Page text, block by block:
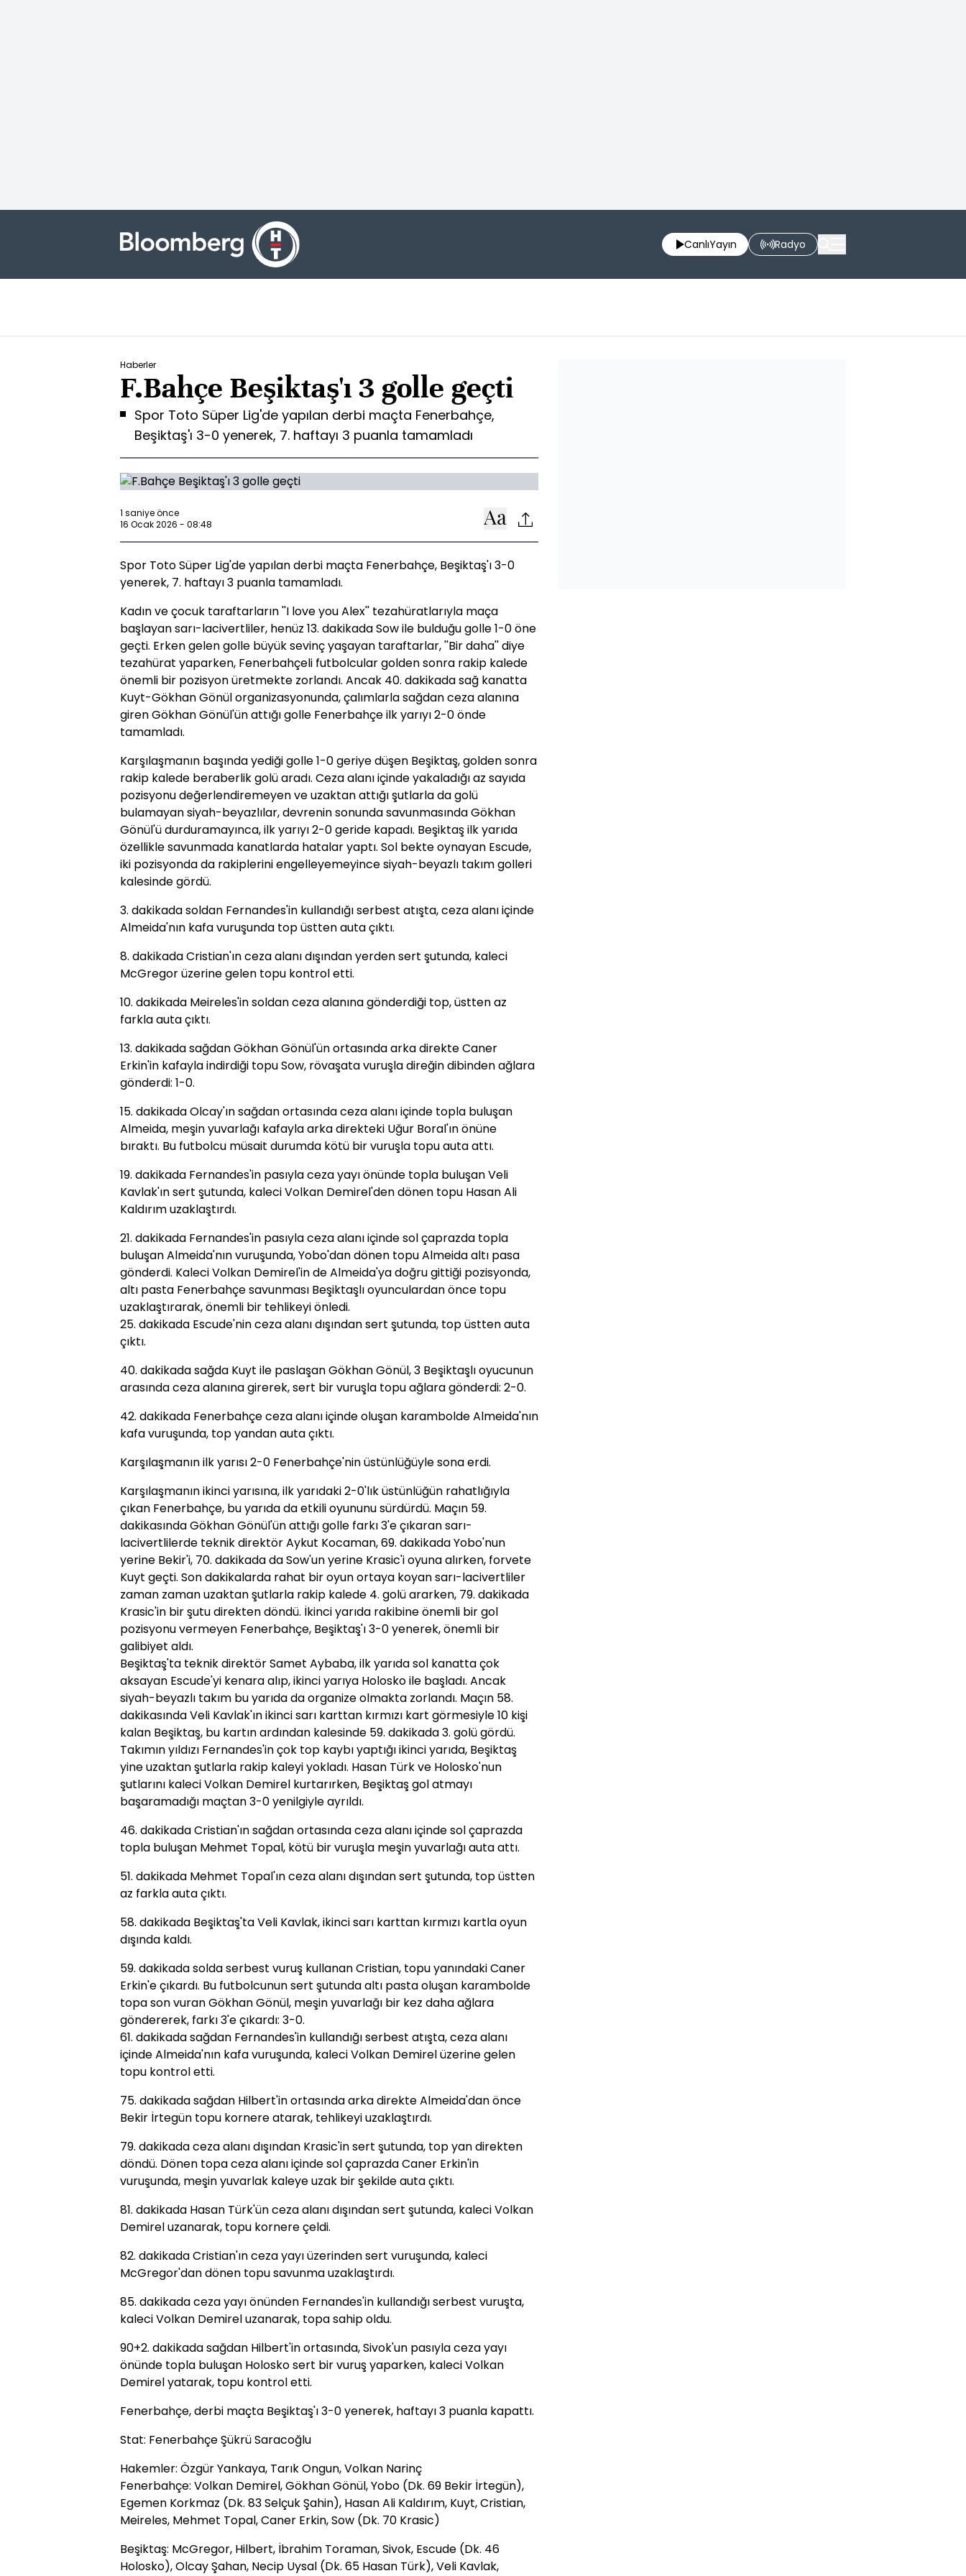
CanlıYayın Radyo
Haberler
F.Bahçe Beşiktaş'ı 3 golle geçti
Spor Toto Süper Lig'de yapılan derbi maçta Fenerbahçe,
Beşiktaş'ı 3-0 yenerek, 7. haftayı 3 puanla tamamladı
1 saniye önce
16 Ocak 2026 - 08:48
Spor Toto Süper Lig'de yapılan derbi maçta Fenerbahçe, Beşiktaş'ı 3-0
yenerek, 7. haftayı 3 puanla tamamladı.
Kadın ve çocuk taraftarların ''I love you Alex'' tezahüratlarıyla maça
başlayan sarı-lacivertliler, henüz 13. dakikada Sow ile bulduğu golle 1-0 öne
geçti. Erken gelen golle büyük sevinç yaşayan taraftarlar, ''Bir daha'' diye
tezahürat yaparken, Fenerbahçeli futbolcular golden sonra rakip kalede
önemli bir pozisyon üretmekte zorlandı. Ancak 40. dakikada sağ kanatta
Kuyt-Gökhan Gönül organizasyonunda, çalımlarla sağdan ceza alanına
giren Gökhan Gönül'ün attığı golle Fenerbahçe ilk yarıyı 2-0 önde
tamamladı.
Karşılaşmanın başında yediği golle 1-0 geriye düşen Beşiktaş, golden sonra
rakip kalede beraberlik golü aradı. Ceza alanı içinde yakaladığı az sayıda
pozisyonu değerlendiremeyen ve uzaktan attığı şutlarla da golü
bulamayan siyah-beyazlılar, devrenin sonunda savunmasında Gökhan
Gönül'ü durduramayınca, ilk yarıyı 2-0 geride kapadı. Beşiktaş ilk yarıda
özellikle savunmada kanatlarda hatalar yaptı. Sol bekte oynayan Escude,
iki pozisyonda da rakiplerini engelleyemeyince siyah-beyazlı takım golleri
kalesinde gördü.
3. dakikada soldan Fernandes'in kullandığı serbest atışta, ceza alanı içinde
Almeida'nın kafa vuruşunda top üstten auta çıktı.
8. dakikada Cristian'ın ceza alanı dışından yerden sert şutunda, kaleci
McGregor üzerine gelen topu kontrol etti.
10. dakikada Meireles'in soldan ceza alanına gönderdiği top, üstten az
farkla auta çıktı.
13. dakikada sağdan Gökhan Gönül'ün ortasında arka direkte Caner
Erkin'in kafayla indirdiği topu Sow, rövaşata vuruşla direğin dibinden ağlara
gönderdi: 1-0.
15. dakikada Olcay'ın sağdan ortasında ceza alanı içinde topla buluşan
Almeida, meşin yuvarlağı kafayla arka direkteki Uğur Boral'ın önüne
bıraktı. Bu futbolcu müsait durumda kötü bir vuruşla topu auta attı.
19. dakikada Fernandes'in pasıyla ceza yayı önünde topla buluşan Veli
Kavlak'ın sert şutunda, kaleci Volkan Demirel'den dönen topu Hasan Ali
Kaldırım uzaklaştırdı.
21. dakikada Fernandes'in pasıyla ceza alanı içinde sol çaprazda topla
buluşan Almeida'nın vuruşunda, Yobo'dan dönen topu Almeida altı pasa
gönderdi. Kaleci Volkan Demirel'in de Almeida'ya doğru gittiği pozisyonda,
altı pasta Fenerbahçe savunması Beşiktaşlı oyunculardan önce topu
uzaklaştırarak, önemli bir tehlikeyi önledi.
25. dakikada Escude'nin ceza alanı dışından sert şutunda, top üstten auta
çıktı.
40. dakikada sağda Kuyt ile paslaşan Gökhan Gönül, 3 Beşiktaşlı oyucunun
arasında ceza alanına girerek, sert bir vuruşla topu ağlara gönderdi: 2-0.
42. dakikada Fenerbahçe ceza alanı içinde oluşan karambolde Almeida'nın
kafa vuruşunda, top yandan auta çıktı.
Karşılaşmanın ilk yarısı 2-0 Fenerbahçe'nin üstünlüğüyle sona erdi.
Karşılaşmanın ikinci yarısına, ilk yarıdaki 2-0'lık üstünlüğün rahatlığıyla
çıkan Fenerbahçe, bu yarıda da etkili oyununu sürdürdü. Maçın 59.
dakikasında Gökhan Gönül'ün attığı golle farkı 3'e çıkaran sarı-
lacivertlilerde teknik direktör Aykut Kocaman, 69. dakikada Yobo'nun
yerine Bekir'i, 70. dakikada da Sow'un yerine Krasic'i oyuna alırken, forvete
Kuyt geçti. Son dakikalarda rahat bir oyun ortaya koyan sarı-lacivertliler
zaman zaman uzaktan şutlarla rakip kalede 4. golü ararken, 79. dakikada
Krasic'in bir şutu direkten döndü. İkinci yarıda rakibine önemli bir gol
pozisyonu vermeyen Fenerbahçe, Beşiktaş'ı 3-0 yenerek, önemli bir
galibiyet aldı.
Beşiktaş'ta teknik direktör Samet Aybaba, ilk yarıda sol kanatta çok
aksayan Escude'yi kenara alıp, ikinci yarıya Holosko ile başladı. Ancak
siyah-beyazlı takım bu yarıda da organize olmakta zorlandı. Maçın 58.
dakikasında Veli Kavlak'ın ikinci sarı karttan kırmızı kart görmesiyle 10 kişi
kalan Beşiktaş, bu kartın ardından kalesinde 59. dakikada 3. golü gördü.
Takımın yıldızı Fernandes'in çok top kaybı yaptığı ikinci yarıda, Beşiktaş
yine uzaktan şutlarla rakip kaleyi yokladı. Hasan Türk ve Holosko'nun
şutlarını kaleci Volkan Demirel kurtarırken, Beşiktaş gol atmayı
başaramadığı maçtan 3-0 yenilgiyle ayrıldı.
46. dakikada Cristian'ın sağdan ortasında ceza alanı içinde sol çaprazda
topla buluşan Mehmet Topal, kötü bir vuruşla meşin yuvarlağı auta attı.
51. dakikada Mehmet Topal'ın ceza alanı dışından sert şutunda, top üstten
az farkla auta çıktı.
58. dakikada Beşiktaş'ta Veli Kavlak, ikinci sarı karttan kırmızı kartla oyun
dışında kaldı.
59. dakikada solda serbest vuruş kullanan Cristian, topu yanındaki Caner
Erkin'e çıkardı. Bu futbolcunun sert şutunda altı pasta oluşan karambolde
topa son vuran Gökhan Gönül, meşin yuvarlağı bir kez daha ağlara
göndererek, farkı 3'e çıkardı: 3-0.
61. dakikada sağdan Fernandes'in kullandığı serbest atışta, ceza alanı
içinde Almeida'nın kafa vuruşunda, kaleci Volkan Demirel üzerine gelen
topu kontrol etti.
75. dakikada sağdan Hilbert'in ortasında arka direkte Almeida'dan önce
Bekir İrtegün topu kornere atarak, tehlikeyi uzaklaştırdı.
79. dakikada ceza alanı dışından Krasic'in sert şutunda, top yan direkten
döndü. Dönen topa ceza alanı içinde sol çaprazda Caner Erkin'in
vuruşunda, meşin yuvarlak kaleye uzak bir şekilde auta çıktı.
81. dakikada Hasan Türk'ün ceza alanı dışından sert şutunda, kaleci Volkan
Demirel uzanarak, topu kornere çeldi.
82. dakikada Cristian'ın ceza yayı üzerinden sert vuruşunda, kaleci
McGregor'dan dönen topu savunma uzaklaştırdı.
85. dakikada ceza yayı önünden Fernandes'in kullandığı serbest vuruşta,
kaleci Volkan Demirel uzanarak, topa sahip oldu.
90+2. dakikada sağdan Hilbert'in ortasında, Sivok'un pasıyla ceza yayı
önünde topla buluşan Holosko sert bir vuruş yaparken, kaleci Volkan
Demirel yatarak, topu kontrol etti.
Fenerbahçe, derbi maçta Beşiktaş'ı 3-0 yenerek, haftayı 3 puanla kapattı.
Stat: Fenerbahçe Şükrü Saracoğlu
Hakemler: Özgür Yankaya, Tarık Ongun, Volkan Narinç
Fenerbahçe: Volkan Demirel, Gökhan Gönül, Yobo (Dk. 69 Bekir İrtegün),
Egemen Korkmaz (Dk. 83 Selçuk Şahin), Hasan Ali Kaldırım, Kuyt, Cristian,
Meireles, Mehmet Topal, Caner Erkin, Sow (Dk. 70 Krasic)
Beşiktaş: McGregor, Hilbert, İbrahim Toraman, Sivok, Escude (Dk. 46
Holosko), Olcay Şahan, Necip Uysal (Dk. 65 Hasan Türk), Veli Kavlak,